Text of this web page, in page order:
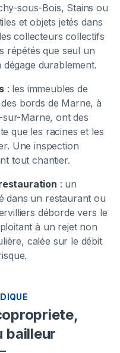
sous-Bois, Stains ou
et objets jetés dans
collecteurs collectifs
répétés que seul un
durablement.
: les immeubles de
bords de Marne, à
Marne, ont des
que les racines et les
Une inspection
tout chantier.
: un
dans un restaurant ou
déborde vers le
à un rejet non
calée sur le débit
bailleur